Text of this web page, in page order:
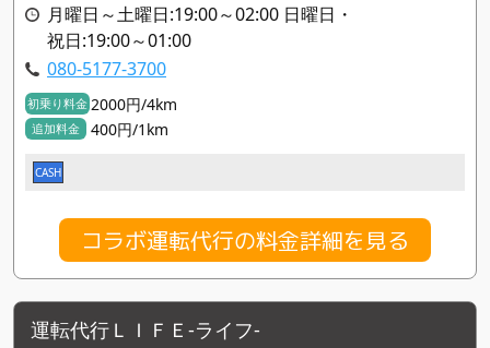
月曜日～土曜日:19:00～02:00 日曜日・
祝日:19:00～01:00
080-5177-3700
初乗り料金 2000円/4km
追加料金 400円/1km
CASH
コラボ運転代行の料金詳細を見る
運転代行ＬＩＦＥ-ライフ-